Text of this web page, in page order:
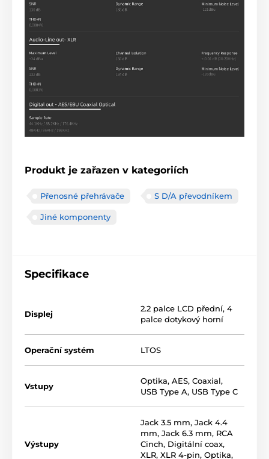
Produkt je zařazen v kategoriích
Přenosné přehrávače S D/A převodníkem
Jiné komponenty
Specifikace
Displej
2.2 palce LCD přední, 4
palce dotykový horní
Operační systém LTOS
Vstupy
Optika, AES, Coaxial,
USB Type A, USB Type C
Výstupy
Jack 3.5 mm, Jack 4.4
mm, Jack 6.3 mm, RCA
Cinch, Digitální coax,
XLR, XLR 4-pin, Optika,